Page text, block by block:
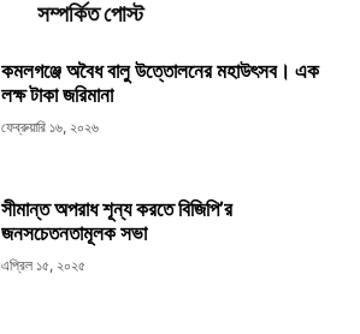
সম্পর্কিত পোস্ট
কমলগঞ্জে অবৈধ বালু উত্তোলনের মহাউৎসব। এক
লক্ষ টাকা জরিমানা
ফেব্রুয়ারি ১৬, ২০২৬
সীমান্ত অপরাধ শূন্য করতে বিজিপি’র
জনসচেতনতামূলক সভা
এপ্রিল ১৫, ২০২৫